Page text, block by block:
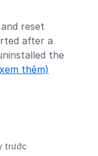
reset
after a
the
thêm)
trước